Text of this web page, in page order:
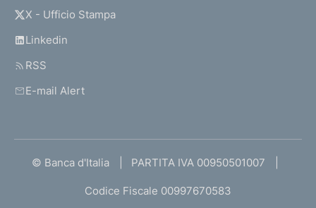
X - Ufficio Stampa
Linkedin
RSS
E-mail Alert
© Banca d'Italia PARTITA IVA 00950501007
Codice Fiscale 00997670583